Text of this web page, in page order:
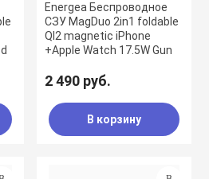
Energea Беспроводное
СЗУ MagDuo 2in1 foldable
QI2 magnetic iPhone
+Apple Watch 17.5W Gun
2 490 руб.
В корзину